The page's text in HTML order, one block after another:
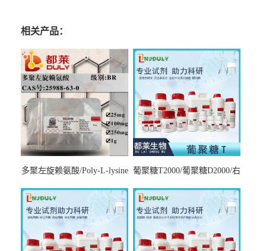
相关产品：
多聚左旋赖氨酸/Poly-L-lysine
7000，分子量7000-15000，分
子量2万～4万，分子量3～7
万，分子量7～15万，分子量
15～30万
葡聚糖T2000/葡聚糖D2000/右